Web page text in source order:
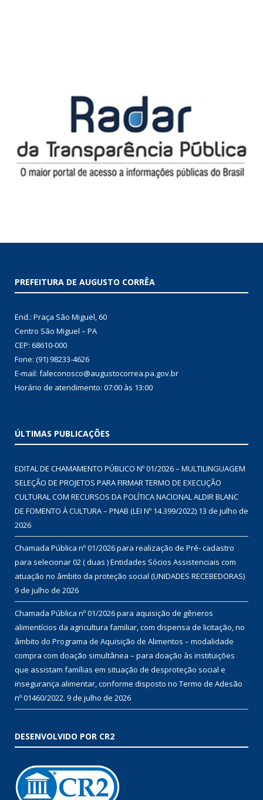
PREFEITURA DE AUGUSTO CORRÊA
End.: Praça São Miguel, 60
Centro São Miguel – PA
CEP: 68610-000
Fone: (91) 98233-4626
E-mail: faleconosco@augustocorrea.pa.gov.br
Horário de atendimento: 07:00 às 13:00
ÚLTIMAS PUBLICAÇÕES
EDITAL DE CHAMAMENTO PÚBLICO Nº 01/2026 – MULTILINGUAGEM
SELEÇÃO DE PROJETOS PARA FIRMAR TERMO DE EXECUÇÃO
CULTURAL COM RECURSOS DA POLÍTICA NACIONAL ALDIR BLANC
DE FOMENTO À CULTURA – PNAB (LEI Nº 14.399/2022) 13 de julho de
2026
Chamada Pública nº 01/2026 para realização de Pré- cadastro
para selecionar 02 ( duas ) Entidades Sócios Assistenciais com
atuação no âmbito da proteção social (UNIDADES RECEBEDORAS)
9 de julho de 2026
Chamada Pública nº 01/2026 para aquisição de gêneros
alimentícios da agricultura familiar, com dispensa de licitação, no
âmbito do Programa de Aquisição de Alimentos – modalidade
compra com doação simultânea – para doação às instituições
que assistam famílias em situação de desproteção social e
insegurança alimentar, conforme disposto no Termo de Adesão
nº 01460/2022. 9 de julho de 2026
DESENVOLVIDO POR CR2